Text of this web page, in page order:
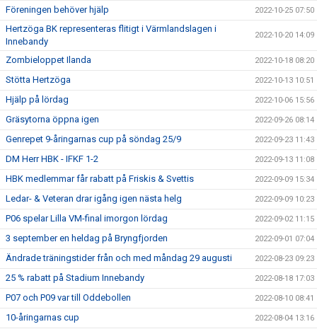
Föreningen behöver hjälp 2022-10-25 07:50
Hertzöga BK representeras flitigt i Värmlandslagen i
Innebandy
2022-10-20 14:09
Zombieloppet Ilanda 2022-10-18 08:20
Stötta Hertzöga 2022-10-13 10:51
Hjälp på lördag 2022-10-06 15:56
Gräsytorna öppna igen 2022-09-26 08:14
Genrepet 9-åringarnas cup på söndag 25/9 2022-09-23 11:43
DM Herr HBK - IFKF 1-2 2022-09-13 11:08
HBK medlemmar får rabatt på Friskis & Svettis 2022-09-09 15:34
Ledar- & Veteran drar igång igen nästa helg 2022-09-09 10:23
P06 spelar Lilla VM-final imorgon lördag 2022-09-02 11:15
3 september en heldag på Bryngfjorden 2022-09-01 07:04
Ändrade träningstider från och med måndag 29 augusti 2022-08-23 09:23
25 % rabatt på Stadium Innebandy 2022-08-18 17:03
P07 och P09 var till Oddebollen 2022-08-10 08:41
10-åringarnas cup 2022-08-04 13:16